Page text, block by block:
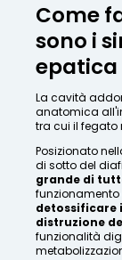
Come
sono i
epatica
La cavità
anatomica
tra cui il fegato
Posizionato
di sotto del
grande di
funzionamento
detossificare
distruzione
funzionalità